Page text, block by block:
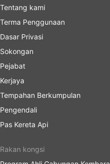
Tentang kami
Terma Penggunaan
Dasar Privasi
Sokongan
Pejabat
Kerjaya
Tempahan Berkumpulan
Pengendali
Pas Kereta Api
Rakan kongsi